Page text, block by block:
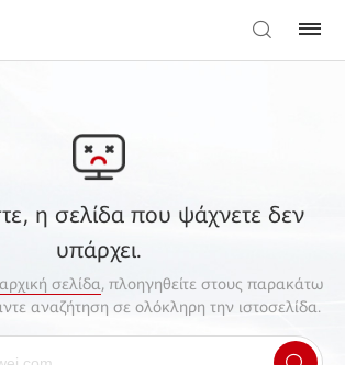
η σελίδα που ψάχνετε δεν
υπάρχει.
αρχική σελίδα, πλοηγηθείτε στους παρακάτω
αναζήτηση σε ολόκληρη την ιστοσελίδα.